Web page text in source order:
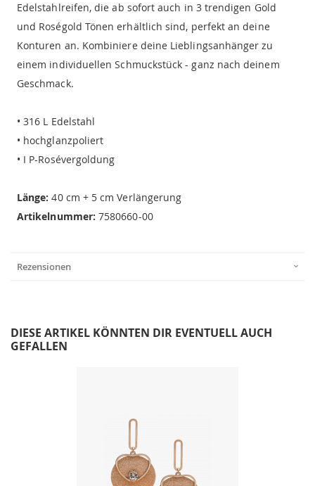
Edelstahlreifen, die ab sofort auch in 3 trendigen Gold
und Roségold Tönen erhältlich sind, perfekt an deine
Konturen an. Kombiniere deine Lieblingsanhänger zu
einem individuellen Schmuckstück - ganz nach deinem
Geschmack.
• 316 L Edelstahl
• hochglanzpoliert
• I P-Rosévergoldung
Länge: 40 cm + 5 cm Verlängerung
Artikelnummer: 7580660-00
Rezensionen
DIESE ARTIKEL KÖNNTEN DIR EVENTUELL AUCH
GEFALLEN